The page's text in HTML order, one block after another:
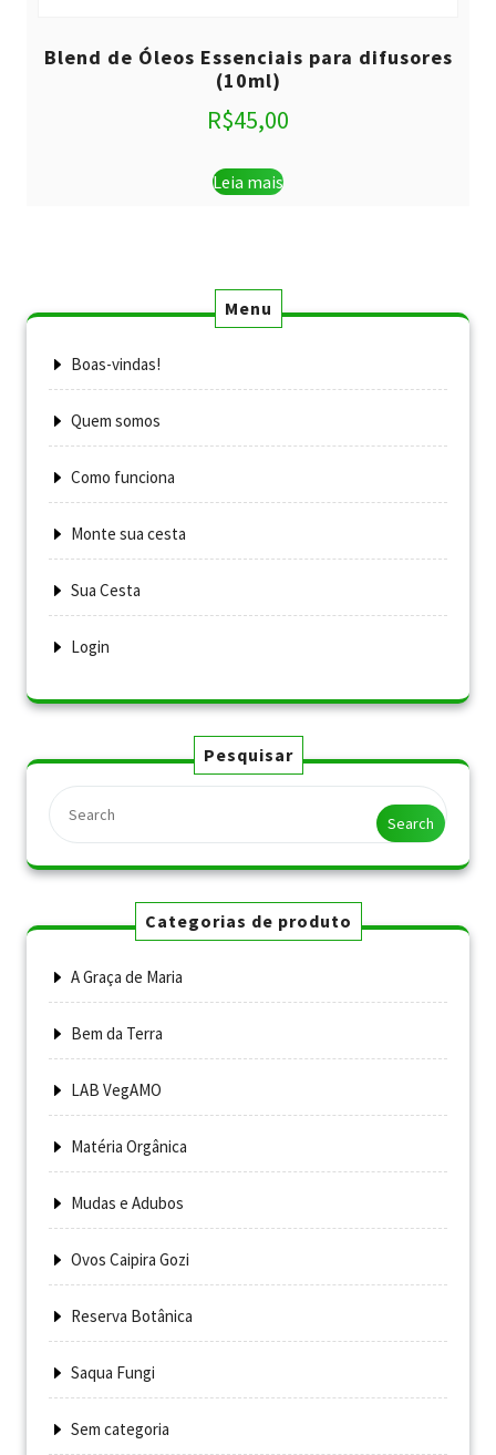
Blend de Óleos Essenciais para difusores
(10ml)
R$45,00
Leia mais
Menu
Boas-vindas!
Quem somos
Como funciona
Monte sua cesta
Sua Cesta
Login
Pesquisar
Search
Categorias de produto
A Graça de Maria
Bem da Terra
LAB VegAMO
Matéria Orgânica
Mudas e Adubos
Ovos Caipira Gozi
Reserva Botânica
Saqua Fungi
Sem categoria